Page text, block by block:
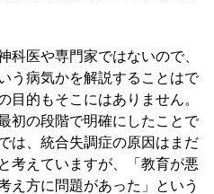
科医や専門家ではないので、
う病気かを解説することはで
目的もそこにはありません。
初の段階で明確にしたことで
は、統合失調症の原因はまだ
考えていますが、「教育が悪
え方に問題があった」という